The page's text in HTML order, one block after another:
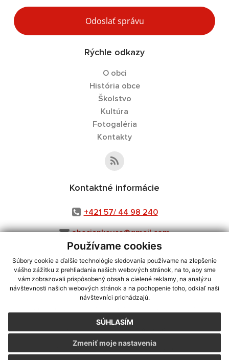
Používame cookies
Súbory cookie a ďalšie technológie sledovania používame na zlepšenie
vášho zážitku z prehliadania našich webových stránok, na to, aby sme
vám zobrazovali prispôsobený obsah a cielené reklamy, na analýzu
návštevnosti našich webových stránok a na pochopenie toho, odkiaľ naši
návštevníci prichádzajú.
SÚHLASÍM
Zmeniť moje nastavenia
Odoslať správu
Rýchle odkazy
O obci
História obce
Školstvo
Kultúra
Fotogaléria
Kontakty
Kontaktné informácie
+421 57/ 44 98 240
obecjankovce@gmail.com
využite možnosť získavania aktuálnych informácií s využitím RSS
CMS systém (redakčný) systém ECHELON 2,Mapa stránok,web portál
webex.digital, s.r.o.,domény,registrácia domény
Posledná aktualizácia:05.08.2026
Vytlačiť stránku|Vyhlásenie o prístupnosti